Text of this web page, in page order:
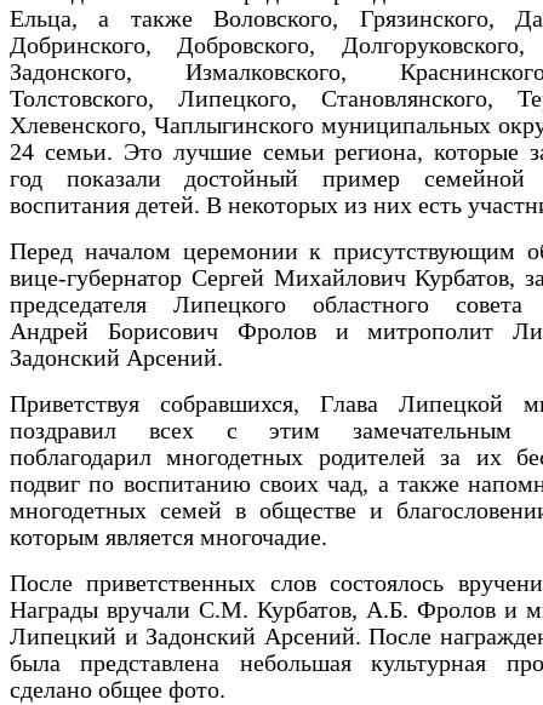
Ельца, а также Воловского, Грязинского,
Добринского, Добровского, Долгоруковского,
Задонского, Измалковского,
Толстовского, Липецкого, Становлянского,
Хлевенского, Чаплыгинского муниципальных
24 семьи. Это лучшие семьи региона, которые
год показали достойный пример
воспитания детей. В некоторых из них есть
Перед началом церемонии к присутствующим
вице-губернатор Сергей Михайлович Курбатов,
председателя Липецкого областного совета
Андрей Борисович Фролов и митрополит
Задонский Арсений.
Приветствуя собравшихся, Глава Липецкой
поздравил всех с этим замечательным
поблагодарил многодетных родителей за их
подвиг по воспитанию своих чад, а также
многодетных семей в обществе и
которым является многочадие.
После приветственных слов состоялось
Награды вручали С.М. Курбатов, А.Б. Фролов и
Липецкий и Задонский Арсений. После
была представлена небольшая культурная
сделано общее фото.